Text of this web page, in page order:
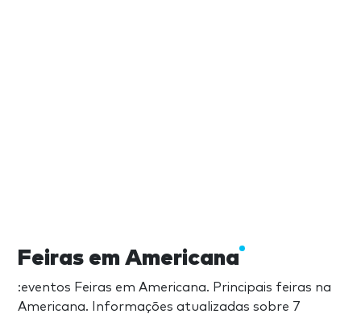
Feiras em Americana
:eventos Feiras em Americana. Principais feiras na
Americana. Informações atualizadas sobre 7